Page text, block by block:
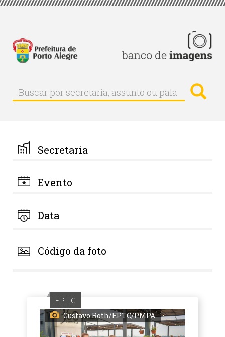
Pular
principal
Buscar
Buscar
por
palavra-
chave
Secretaria
Evento
Data
Código da foto
EPTC
Gustavo Roth/EPTC/PMPA